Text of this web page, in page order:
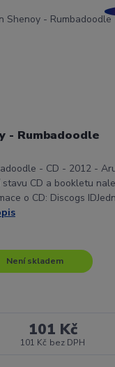
- Rumbadoodle
- CD - 2012 -
stavu CD a bookletu
o CD: Discogs
Není skladem
101 Kč
101 Kč bez DPH